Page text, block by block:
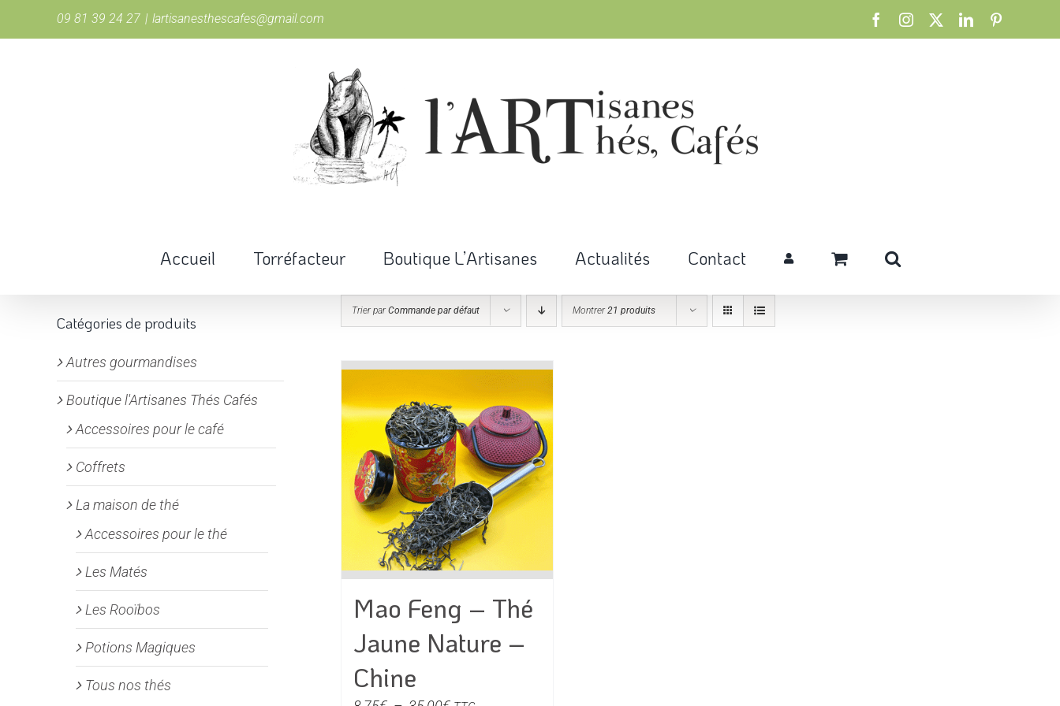
09 81 39 24 27 | lartisanesthescafes@gmail.com FacebookInstagram LinkedIn
Accueil Torréfacteur Boutique L’Artisanes Actualités Contact
Trier parCommande par défaut Montrer21 produits
Mao Feng – Thé
Jaune Nature –
Chine
Catégories de produits
Autres gourmandises
Boutique l'Artisanes Thés Cafés
Accessoires pour le café
Coffrets
La maison de thé
Accessoires pour le thé
Les Matés
Les Rooïbos
Potions Magiques
Tous nos thés